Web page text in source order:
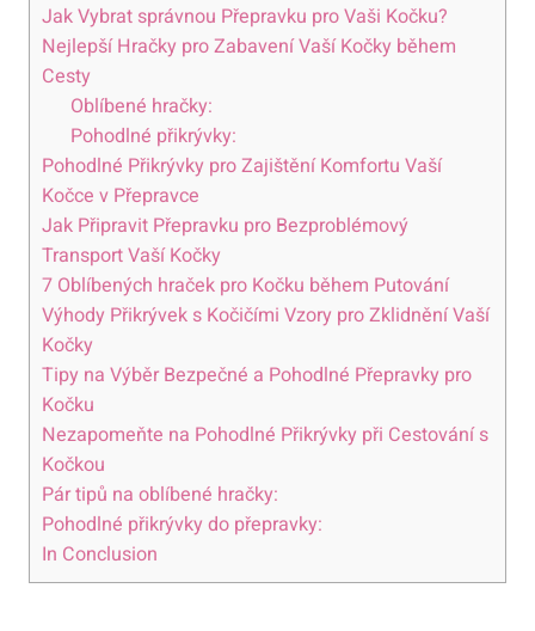
Jak Vybrat správnou Přepravku pro Vaši Kočku?
Nejlepší Hračky pro Zabavení Vaší Kočky během
Cesty
Oblíbené hračky:
Pohodlné přikrývky:
Pohodlné Přikrývky pro Zajištění Komfortu Vaší
Kočce v Přepravce
Jak Připravit Přepravku pro Bezproblémový
Transport Vaší Kočky
7 Oblíbených hraček pro Kočku během Putování
Výhody Přikrývek s Kočičími Vzory pro Zklidnění Vaší
Kočky
Tipy na Výběr Bezpečné a Pohodlné Přepravky pro
Kočku
Nezapomeňte na Pohodlné Přikrývky při Cestování s
Kočkou
Pár tipů na oblíbené hračky:
Pohodlné přikrývky do přepravky:
In Conclusion